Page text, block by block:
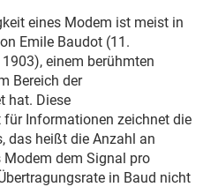
eines Modem ist meist in
Emile Baudot (11.
einem berühmten
Bereich der
hat. Diese
Informationen zeichnet die
das heißt die Anzahl an
dem Signal pro
in Baud nicht